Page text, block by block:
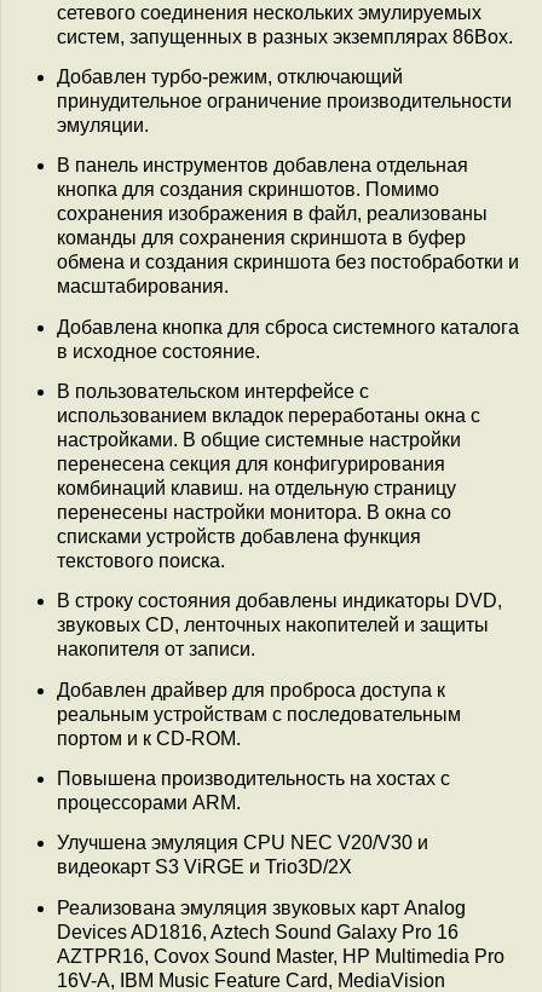
сетевого соединения нескольких эмулируемых
систем, запущенных в разных экземплярах 86Box.
Добавлен турбо-режим, отключающий
принудительное ограничение производительности
эмуляции.
В панель инструментов добавлена отдельная
кнопка для создания скриншотов. Помимо
сохранения изображения в файл, реализованы
команды для сохранения скриншота в буфер
обмена и создания скриншота без постобработки и
масштабирования.
Добавлена кнопка для сброса системного каталога
в исходное состояние.
В пользовательском интерфейсе с
использованием вкладок переработаны окна с
настройками. В общие системные настройки
перенесена секция для конфигурирования
комбинаций клавиш. на отдельную страницу
перенесены настройки монитора. В окна со
списками устройств добавлена функция
текстового поиска.
В строку состояния добавлены индикаторы DVD,
звуковых CD, ленточных накопителей и защиты
накопителя от записи.
Добавлен драйвер для проброса доступа к
реальным устройствам с последовательным
портом и к CD-ROM.
Повышена производительность на хостах с
процессорами ARM.
Улучшена эмуляция CPU NEC V20/V30 и
видеокарт S3 ViRGE и Trio3D/2X
Реализована эмуляция звуковых карт Analog
Devices AD1816, Aztech Sound Galaxy Pro 16
AZTPR16, Covox Sound Master, HP Multimedia Pro
16V-A, IBM Music Feature Card, MediaVision